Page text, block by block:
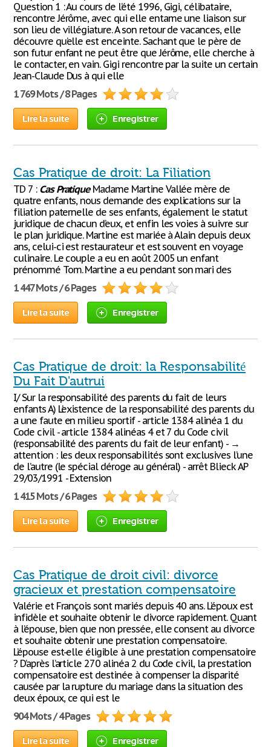
Question 1 : Au cours de l’été 1996, Gigi, célibataire,
rencontre Jérôme, avec qui elle entame une liaison sur
son lieu de villégiature. A son retour de vacances, elle
découvre qu’elle est enceinte. Sachant que le père de
son futur enfant ne peut être que Jérôme, elle cherche à
le contacter, en vain. Gigi rencontre par la suite un certain
Jean-Claude Dus à qui elle
1 769 Mots / 8 Pages
Lire la suite Enregistrer
Cas Pratique de droit: La Filiation
TD 7 : Cas PratiqueMadame Martine Vallée mère de
quatre enfants, nous demande des explications sur la
filiation paternelle de ses enfants, également le statut
juridique de chacun d’eux, et enfin les voies à suivre sur
le plan juridique. Martine est mariée à Alain depuis deux
ans, celui-ci est restaurateur et est souvent en voyage
culinaire. Le couple a eu en août 2005 un enfant
prénommé Tom. Martine a eu pendant son mari des
1 447 Mots / 6 Pages
Lire la suite Enregistrer
Cas Pratique de droit: la Responsabilité
Du Fait D'autrui
I/ Sur la responsabilité des parents du fait de leurs
enfants A) L’existence de la responsabilité des parents du
a une faute en milieu sportif - article 1384 alinéa 1 du
Code civil - article 1384 alinéas 4 et 7 du Code civil
(responsabilité des parents du fait de leur enfant) - →
attention : les deux responsabilités sont exclusives l’une
de l’autre (le spécial déroge au général) - arrêt Blieck AP
29/03/1991 - Extension
1 415 Mots / 6 Pages
Lire la suite Enregistrer
Cas Pratique de droit civil: divorce
gracieux et prestation compensatoire
Valérie et François sont mariés depuis 40 ans. L’époux est
infidèle et souhaite obtenir le divorce rapidement. Quant
à l’épouse, bien que non pressée, elle consent au divorce
et souhaite obtenir une prestation compensatoire.
L’épouse est-elle éligible à une prestation compensatoire
? D’après l’article 270 alinéa 2 du Code civil, la prestation
compensatoire est destinée à compenser la disparité
causée par la rupture du mariage dans la situation des
deux époux, ce qui est le
904 Mots / 4 Pages
Lire la suite Enregistrer